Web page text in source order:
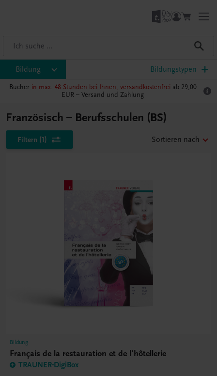
Bildung Bildungstypen
Bücher in max. 48 Stunden bei Ihnen, versandkostenfrei ab 29,00
EUR – Versand und Zahlung
Französisch – Berufsschulen (BS)
Filtern (1) Sortieren nach
Bildung
Français de la restauration et de l'hôtellerie
TRAUNER-DigiBox